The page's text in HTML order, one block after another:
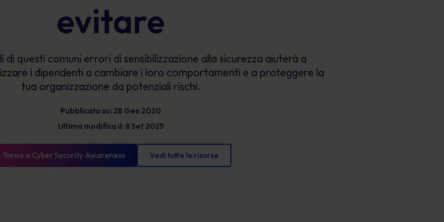
l'esposizione e mostrare progressi misurabili.
Le definizioni di sicurezza informatica che devi
conoscereevitare
di questi comuni errori di sensibilizzazione alla sicurezza aiuterà a
i dipendenti a cambiare i loro comportamenti e a proteggere la
tua organizzazione da potenziali rischi.
Pubblicato su: 28 Gen 2020
Ultima modifica il: 8 Set 2025
Torna a Cyber Security Awareness Vedi tutte le risorse